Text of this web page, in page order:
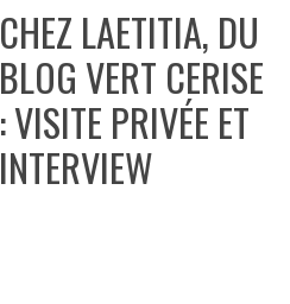
CHEZ LAETITIA, DU
BLOG VERT CERISE
: VISITE PRIVÉE ET
INTERVIEW